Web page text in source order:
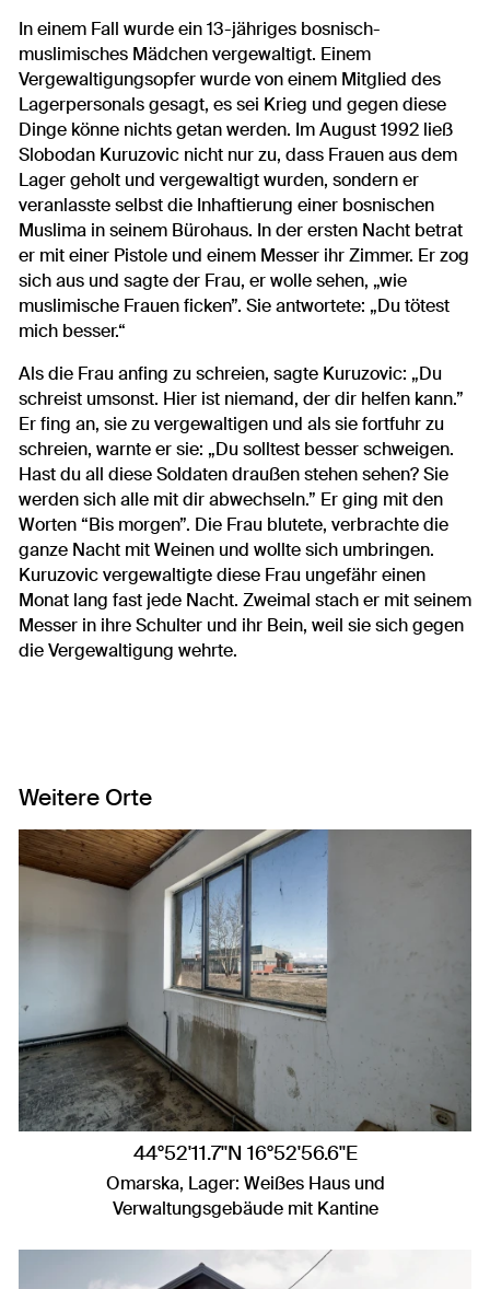
In einem Fall wurde ein 13-jähriges bosnisch-
muslimisches Mädchen vergewaltigt. Einem
Vergewaltigungsopfer wurde von einem Mitglied des
Lagerpersonals gesagt, es sei Krieg und gegen diese
Dinge könne nichts getan werden. Im August 1992 ließ
Slobodan Kuruzovic nicht nur zu, dass Frauen aus dem
Lager geholt und vergewaltigt wurden, sondern er
veranlasste selbst die Inhaftierung einer bosnischen
Muslima in seinem Bürohaus. In der ersten Nacht betrat
er mit einer Pistole und einem Messer ihr Zimmer. Er zog
sich aus und sagte der Frau, er wolle sehen, „wie
muslimische Frauen ficken”. Sie antwortete: „Du tötest
mich besser.“
Als die Frau anfing zu schreien, sagte Kuruzovic: „Du
schreist umsonst. Hier ist niemand, der dir helfen kann.”
Er fing an, sie zu vergewaltigen und als sie fortfuhr zu
schreien, warnte er sie: „Du solltest besser schweigen.
Hast du all diese Soldaten draußen stehen sehen? Sie
werden sich alle mit dir abwechseln.” Er ging mit den
Worten “Bis morgen”. Die Frau blutete, verbrachte die
ganze Nacht mit Weinen und wollte sich umbringen.
Kuruzovic vergewaltigte diese Frau ungefähr einen
Monat lang fast jede Nacht. Zweimal stach er mit seinem
Messer in ihre Schulter und ihr Bein, weil sie sich gegen
die Vergewaltigung wehrte.
Weitere Orte
44°52'11.7"N 16°52'56.6"E
Omarska, Lager: Weißes Haus und
Verwaltungsgebäude mit Kantine